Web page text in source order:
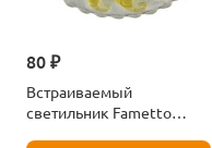
80 ₽
Встраиваемый
светильник Fametto